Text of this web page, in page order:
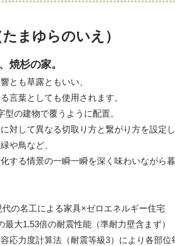
たまゆらのいえ）
焼杉の家。
とも草露ともいい、
言葉としても使用されます。
の建物で覆うように配置。
対して異なる切取り方と繋がり方を設定し
や鳥など、
する情景の一瞬一瞬を深く味わいながら
の名工による家具×ゼロエネルギー住宅
最大1.53倍の耐震性能（準耐力壁含まず）
応力度計算法（耐震等級3）により各部位